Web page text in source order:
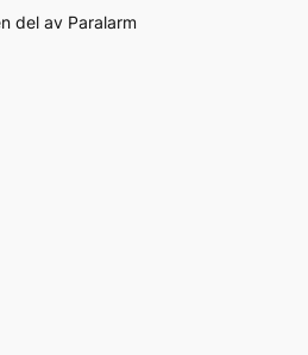
del av Paralarm